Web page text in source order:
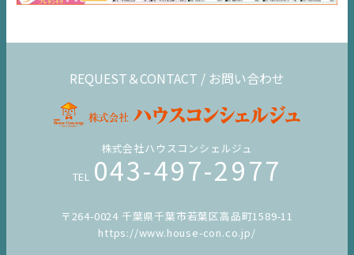
REQUEST＆CONTACT / お問い合わせ
株式会社ハウスコンシェルジュ
TEL 043-497-2977
〒264-0024 千葉県千葉市若葉区高品町1589-11
https://www.house-con.co.jp/